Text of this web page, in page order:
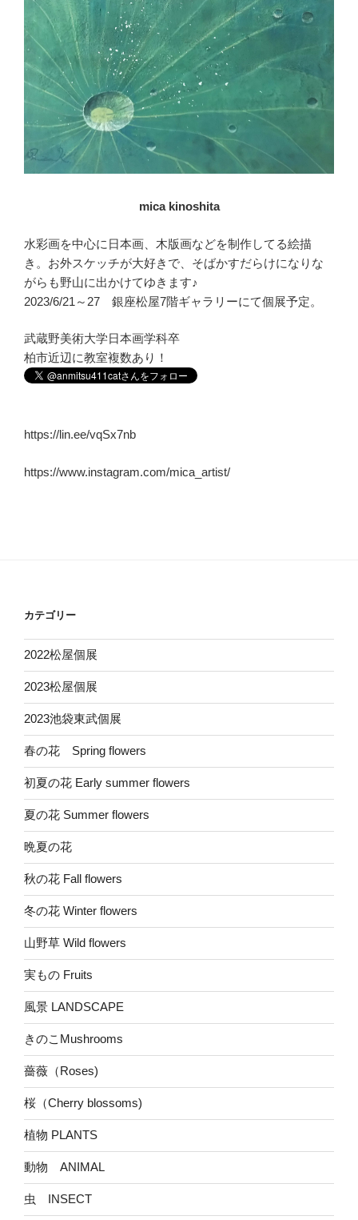
mica kinoshita
水彩画を中心に日本画、木版画などを制作してる絵描
き。お外スケッチが大好きで、そばかすだらけになりな
がらも野山に出かけてゆきます♪
2023/6/21～27 銀座松屋7階ギャラリーにて個展予定。
武蔵野美術大学日本画学科卒
柏市近辺に教室複数あり！
https://lin.ee/vqSx7nb
https://www.instagram.com/mica_artist/
カテゴリー
2022松屋個展
2023松屋個展
2023池袋東武個展
春の花 Spring flowers
初夏の花 Early summer flowers
夏の花 Summer flowers
晩夏の花
秋の花 Fall flowers
冬の花 Winter flowers
山野草 Wild flowers
実もの Fruits
風景 LANDSCAPE
きのこMushrooms
薔薇（Roses)
桜（Cherry blossoms)
植物 PLANTS
動物 ANIMAL
虫 INSECT